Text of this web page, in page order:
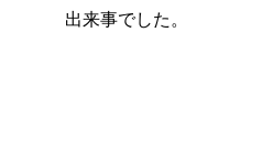
出来事でした。